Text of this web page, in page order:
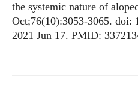
the systemic nature of
Oct;76(10):3053-3065. doi:
2021 Jun 17. PMID: